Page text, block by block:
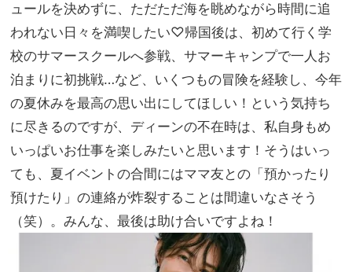
ュールを決めずに、ただただ海を眺めながら時間に追
われない日々を満喫したい♡帰国後は、初めて行く学
校のサマースクールへ参戦、サマーキャンプで一人お
泊まりに初挑戦…など、いくつもの冒険を経験し、今年
の夏休みを最高の思い出にしてほしい！という気持ち
に尽きるのですが、ディーンの不在時は、私自身もめ
いっぱいお仕事を楽しみたいと思います！そうはいっ
ても、夏イベントの合間にはママ友との「預かったり
預けたり」の連絡が炸裂することは間違いなさそう
（笑）。みんな、最後は助け合いですよね！